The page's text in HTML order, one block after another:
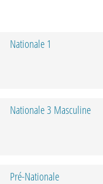
Nationale 1
Nationale 3 Masculine
Pré-Nationale